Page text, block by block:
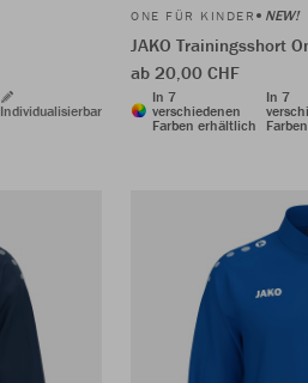
Individualisierbar
ONE FÜR KINDER NEW!
JAKO Trainingsshort
ab 20,00 CHF
In 7
verschiedenen
Farben erhältlich
In 7